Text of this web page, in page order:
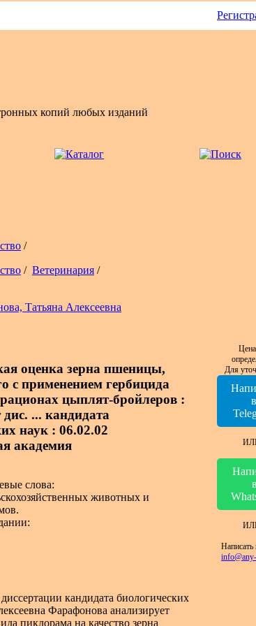
копий любых изданий
/
/ Ветеринария /
Татьяна Алексеевна
оценка зерна пшеницы,
с применением гербицида
цыплят-бройлеров :
дис. ... кандидата
наук : 06.02.02
академия
слова:
животных и
кандидата биологических
Фарафонова анализирует
пиклорама на качество зерна
Для
в
в
Написать